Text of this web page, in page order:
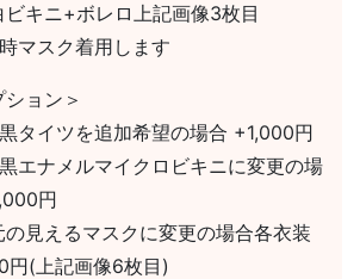
ビキニ+ボレロ上記画像3枚目
マスク着用します
ション＞
黒タイツを追加希望の場合 +1,000円
黒エナメルマイクロビキニに変更の場
円
の見えるマスクに変更の場合各衣装
円(上記画像6枚目)